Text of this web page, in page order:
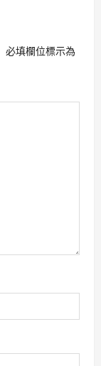
必填欄位標示為